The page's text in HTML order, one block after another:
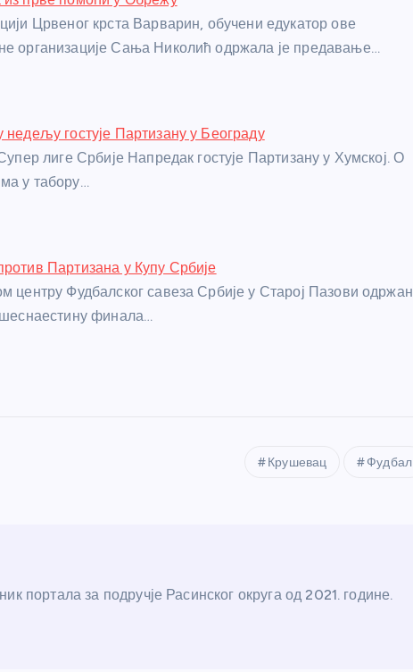
Црвеног крста Варварин, обучени едукатор ове
организације Сања Николић одржала је предавање…
недељу гостује Партизану у Београду
лиге Србије Напредак гостује Партизану у Хумској. О
у табору…
Партизана у Купу Србије
центру Фудбалског савеза Србије у Старој Пазови одржан
финала…
Крушевац Фудбал
портала за подручје Расинског округа од 2021. године.